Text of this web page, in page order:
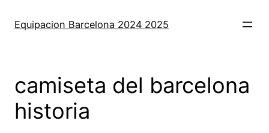
Equipacion Barcelona 2024 2025
camiseta del barcelona
historia